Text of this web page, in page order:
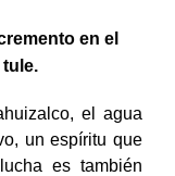
en el
el agua
un espíritu que
es también